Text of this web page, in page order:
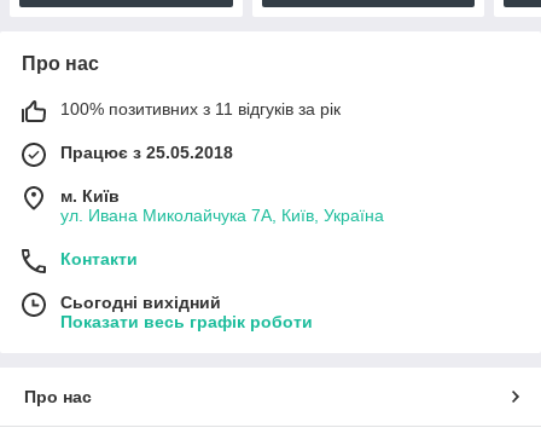
Про нас
100% позитивних з 11 відгуків за рік
Працює з 25.05.2018
м. Київ
ул. Ивана Миколайчука 7А, Київ, Україна
Контакти
Сьогодні вихідний
Показати весь графік роботи
Про нас